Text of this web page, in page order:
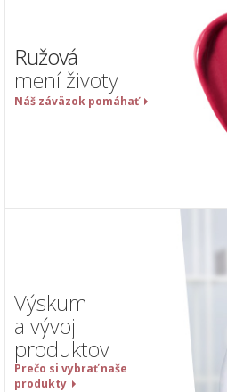
Ružová
mení životy
Náš záväzok pomáhať
Výskum
a vývoj
produktov
Prečo si vybrať naše
produkty